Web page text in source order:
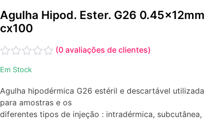
Agulha Hipod. Ester. G26 0.45x12mm
cx100
0
5
(0 avaliações de clientes)
Em Stock
Agulha hipodérmica G26 estéril e descartável utilizada
para amostras e os
diferentes tipos de injeção : intradérmica, subcutânea,